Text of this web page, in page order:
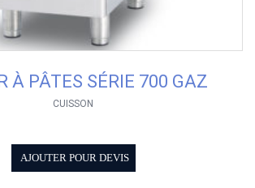
À PÂTES SÉRIE 700 GAZ
CUISSON
AJOUTER POUR DEVIS